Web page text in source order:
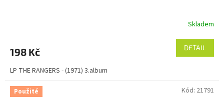
Skladem
198 Kč DETAIL
LP THE RANGERS - (1971) 3.album
Použité Kód: 21791